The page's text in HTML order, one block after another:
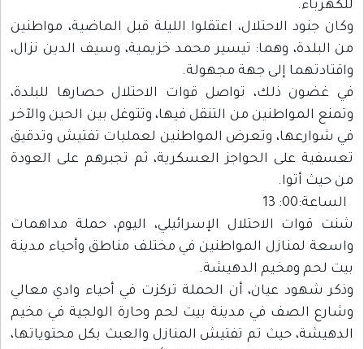
للكهرباء.
وكان جنود الاحتلال، اعتقلوا الليلة قبل الماضية، مواطنين
من البلدة، وهما: تيسير محمد خزيمية، وسيف الدين نزال،
واقتادتهما إلى جهة مجهولة.
في غضون ذلك، تواصل قوات الاحتلال حصارها للبلدة،
وتمنع المواطنين من التنقل فيها، وتتوغل بين الحين والآخر
في شوارعها، وتعرض المواطنين لعمليات تفتيش وتدقيق
تعسفية على الحواجز العسكرية، ثم تجبرهم على العودة
من حيث أتوا.
الساعة:00: 13
شنت قوات الاحتلال الإسرائيلي، اليوم، حملة مداهمات
واسعة لمنازل المواطنين في مختلف مناطق وأحياء مدينة
بيت لحم ومخيم الدهيشة.
وذكر شهود عيان، أن الحملة تركزت في أحياء وادي معالي
وشارع الصف في مدينة بيت لحم وحارة الولجية في مخيم
الدهيشة، حيث تم تفتيش المنازل والعبث بكل محتوياتها،